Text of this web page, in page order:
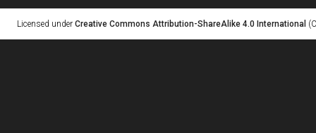
Licensed under Creative Commons Attribution-ShareAlike 4.0 International